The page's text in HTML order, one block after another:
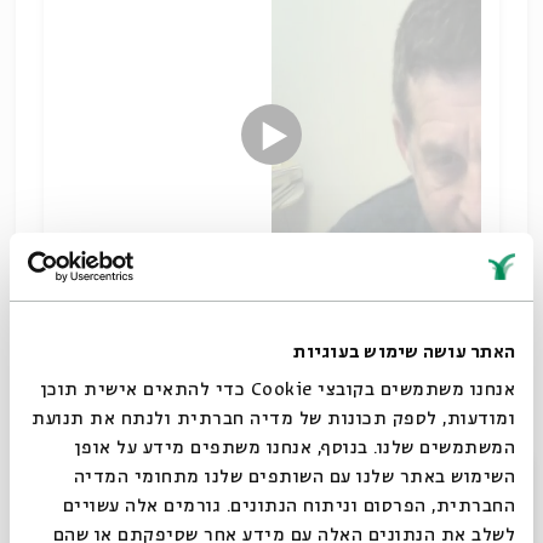
האתר עושה שימוש בעוגיות
אנחנו משתמשים בקובצי Cookie כדי להתאים אישית תוכן
ומודעות, לספק תכונות של מדיה חברתית ולנתח את תנועת
המשתמשים שלנו. בנוסף, אנחנו משתפים מידע על אופן
השימוש באתר שלנו עם השותפים שלנו מתחומי המדיה
החברתית, הפרסום וניתוח הנתונים. גורמים אלה עשויים
לשלב את הנתונים האלה עם מידע אחר שסיפקתם או שהם
לשלטון החשמונאי?
מדינת החשמונאים
שיתוף
תגיות: מקרא וספרות בית שני היסטוריה יהודית דניאל שוורץ
חשמונאים חנוכה
סגור